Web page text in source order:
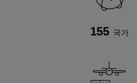
155국가